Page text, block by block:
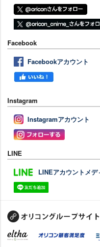
Facebook
Facebookアカウント
Instagram
Instagramアカウント
LINE
LINEアカウントメデ